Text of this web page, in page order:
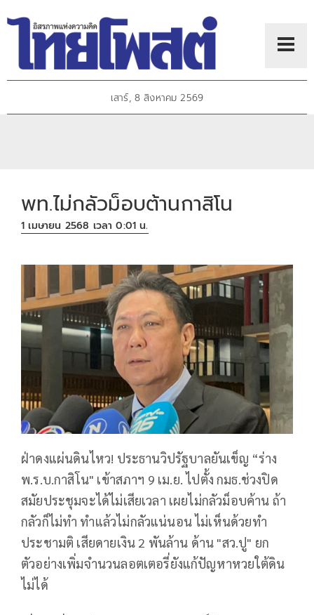
เสาร์, 8 สิงหาคม 2569
พท.ไม่กลัวม็อบต้านกาสิโน
1 เมษายน 2568 เวลา 0:01 น.
ฝ่าดงแผ่นดินไหว! ประธานวิปรัฐบาลยันเข็ญ “ร่าง
พ.ร.บ.กาสิโน" เข้าสภาฯ 9 เม.ย. ไปตั้ง กมธ.ช่วงปิด
สมัยประชุมจะได้ไม่เสียเวลา เผยไม่กลัวม็อบค้าน ถ้า
กลัวก็ไม่ทำ ทำแล้วไม่กลัวแน่นอน ไม่เห็นด้วยทำ
ประชามติ เสียดายเงิน 2 พันล้าน ด้าน "สว.ปู" ยก
ตัวอย่างเพิ่มจำนวนลอตเตอรี่ยังแก้ปัญหาหวยใต้ดิน
ไม่ได้